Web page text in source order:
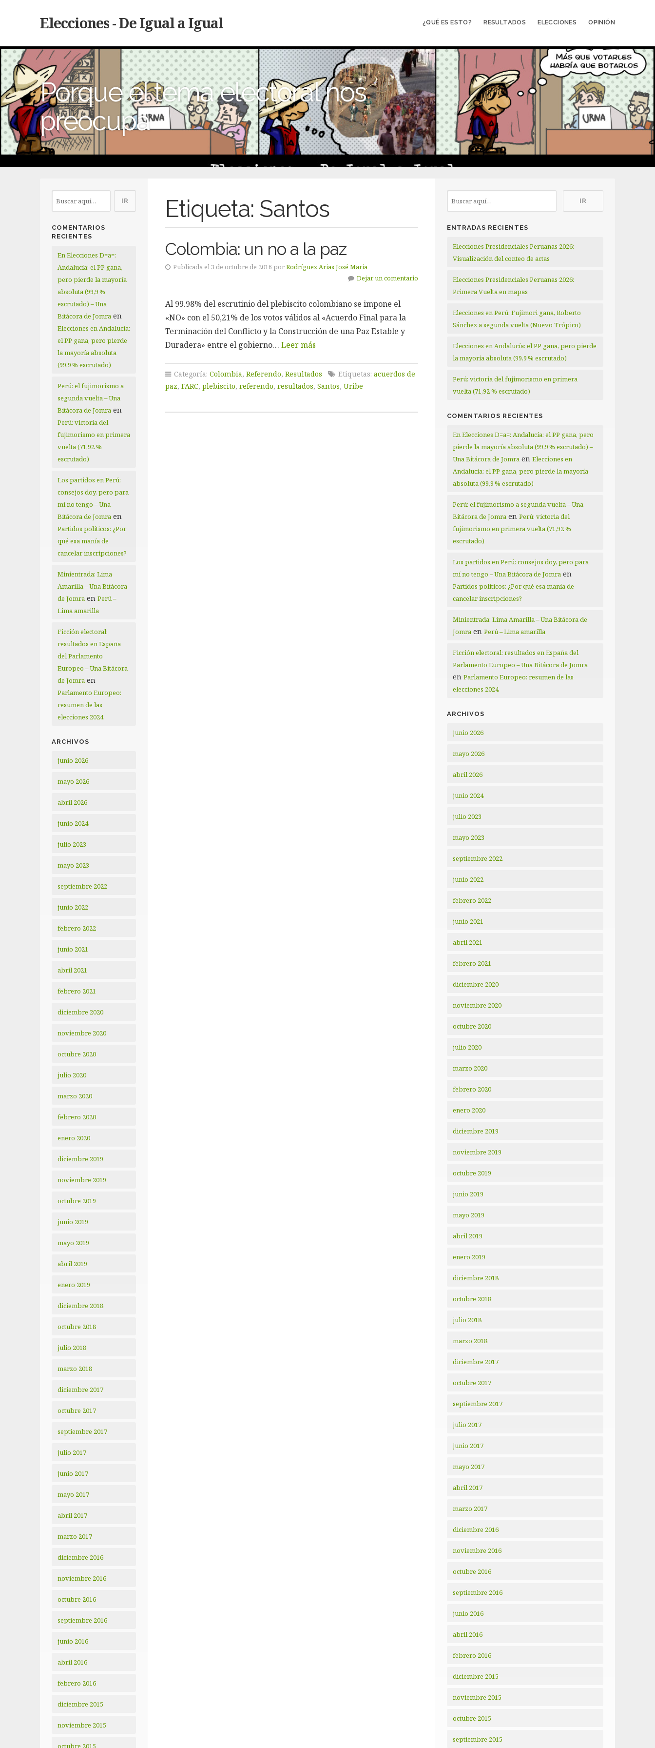
Elecciones - De Igual a Igual ¿QUÉ ES ESTO? RESULTADOS ELECCIONES OPINIÓN
Porque el tema electoral nos
preocupa
COMENTARIOS
RECIENTES
En Elecciones D=a=:
Andalucía: el PP gana,
pero pierde la mayoría
absoluta (99,9 %
escrutado) – Una
Bitácora de Jomra en
Elecciones en Andalucía:
el PP gana, pero pierde
la mayoría absoluta
(99,9 % escrutado)
Perú: el fujimorismo a
segunda vuelta – Una
Bitácora de Jomra en
Perú: victoria del
fujimorismo en primera
vuelta (71,92 %
escrutado)
Los partidos en Perú:
consejos doy, pero para
mí no tengo – Una
Bitácora de Jomra en
Partidos políticos: ¿Por
qué esa manía de
cancelar inscripciones?
Minientrada: Lima
Amarilla – Una Bitácora
de Jomra en Perú –
Lima amarilla
Ficción electoral:
resultados en España
del Parlamento
Europeo – Una Bitácora
de Jomra en
Parlamento Europeo:
resumen de las
elecciones 2024
ARCHIVOS
junio 2026
mayo 2026
abril 2026
junio 2024
julio 2023
mayo 2023
septiembre 2022
junio 2022
febrero 2022
junio 2021
abril 2021
febrero 2021
diciembre 2020
noviembre 2020
octubre 2020
julio 2020
marzo 2020
febrero 2020
enero 2020
diciembre 2019
noviembre 2019
octubre 2019
junio 2019
mayo 2019
abril 2019
enero 2019
diciembre 2018
octubre 2018
julio 2018
marzo 2018
diciembre 2017
octubre 2017
septiembre 2017
julio 2017
junio 2017
mayo 2017
abril 2017
marzo 2017
diciembre 2016
noviembre 2016
octubre 2016
septiembre 2016
junio 2016
abril 2016
febrero 2016
diciembre 2015
noviembre 2015
Etiqueta: Santos
Colombia: un no a la paz
Publicada el 3 de octubre de 2016 porRodríguez Arias José María
Dejar un comentario
Al 99.98% del escrutinio del plebiscito colombiano se impone el
«NO» con el 50,21% de los votos válidos al «Acuerdo Final para la
Terminación del Conflicto y la Construcción de una Paz Estable y
Duradera» entre el gobierno… Leer más
Categoría: Colombia, Referendo, Resultados Etiquetas: acuerdos de
paz, FARC, plebiscito, referendo, resultados, Santos, Uribe
ENTRADAS RECIENTES
Elecciones Presidenciales Peruanas 2026:
Visualización del conteo de actas
Elecciones Presidenciales Peruanas 2026:
Primera Vuelta en mapas
Elecciones en Perú: Fujimori gana, Roberto
Sánchez a segunda vuelta (Nuevo Trópico)
Elecciones en Andalucía: el PP gana, pero pierde
la mayoría absoluta (99,9 % escrutado)
Perú: victoria del fujimorismo en primera
vuelta (71,92 % escrutado)
COMENTARIOS RECIENTES
En Elecciones D=a=: Andalucía: el PP gana, pero
pierde la mayoría absoluta (99,9 % escrutado) –
Una Bitácora de Jomra enElecciones en
Andalucía: el PP gana, pero pierde la mayoría
absoluta (99,9 % escrutado)
Perú: el fujimorismo a segunda vuelta – Una
Bitácora de Jomra enPerú: victoria del
fujimorismo en primera vuelta (71,92 %
escrutado)
Los partidos en Perú: consejos doy, pero para
mí no tengo – Una Bitácora de Jomra en
Partidos políticos: ¿Por qué esa manía de
cancelar inscripciones?
Minientrada: Lima Amarilla – Una Bitácora de
Jomra enPerú – Lima amarilla
Ficción electoral: resultados en España del
Parlamento Europeo – Una Bitácora de Jomra
enParlamento Europeo: resumen de las
elecciones 2024
ARCHIVOS
junio 2026
mayo 2026
abril 2026
junio 2024
julio 2023
mayo 2023
septiembre 2022
junio 2022
febrero 2022
junio 2021
abril 2021
febrero 2021
diciembre 2020
noviembre 2020
octubre 2020
julio 2020
marzo 2020
febrero 2020
enero 2020
diciembre 2019
noviembre 2019
octubre 2019
junio 2019
mayo 2019
abril 2019
enero 2019
diciembre 2018
octubre 2018
julio 2018
marzo 2018
diciembre 2017
octubre 2017
septiembre 2017
julio 2017
junio 2017
mayo 2017
abril 2017
marzo 2017
diciembre 2016
noviembre 2016
octubre 2016
septiembre 2016
junio 2016
abril 2016
febrero 2016
diciembre 2015
noviembre 2015
octubre 2015
septiembre 2015